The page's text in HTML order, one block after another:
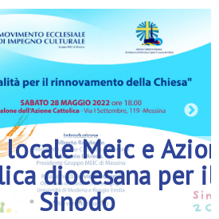
Meic e Azione
per il
Sinodo